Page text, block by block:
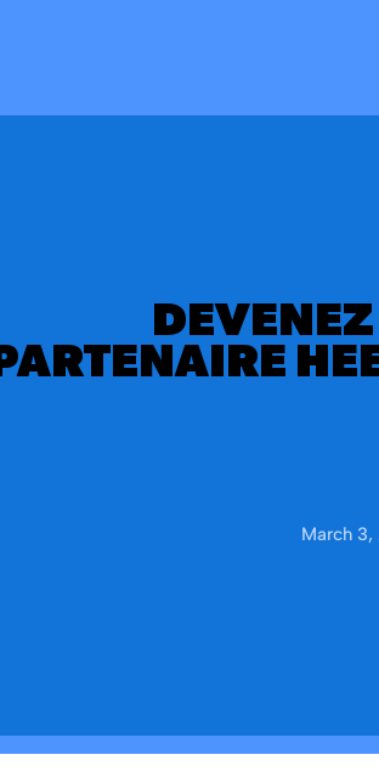
PARTENAIRE
March